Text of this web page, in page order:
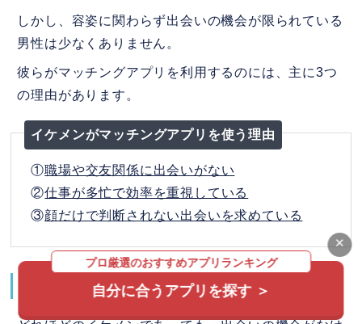
しかし、容姿に関わらず出会いの機会が限られている
男性は少なくありません。
彼らがマッチングアプリを利用するのには、主に3つ
の理由があります。
イケメンがマッチングアプリを使う理由
①職場や交友関係に出会いがない
②仕事が多忙で効率を重視している
③顔だけで判断されない出会いを求めている
①職場や交友関係に出会いがない
プロ厳選のおすすめアプリランキング
自分に合うアプリを探す ＞
×